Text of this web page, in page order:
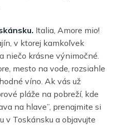
Italia, Amore mio!
v ktorej kamkoľvek
niečo krásne výnimočné.
mesto na vode, rozsiahle
víno. Ak vás už
pláže na pobreží, kde
na hlave”, prenajmite si
v Toskánsku a objavujte